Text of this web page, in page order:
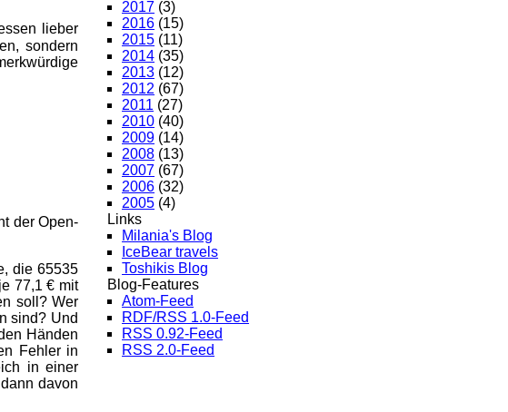
lieber
sondern
der Open-
die 65535
77,1 € mit
soll? Wer
sind? Und
Händen
Fehler in
in einer
davon
2017 (3)
2016 (15)
2015 (11)
2014 (35)
2013 (12)
2012 (67)
2011 (27)
2010 (40)
2009 (14)
2008 (13)
2007 (67)
2006 (32)
2005 (4)
Links
Milania's Blog
IceBear travels
Toshikis Blog
Blog-Features
Atom-Feed
RDF/RSS 1.0-Feed
RSS 0.92-Feed
RSS 2.0-Feed